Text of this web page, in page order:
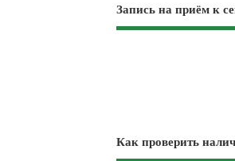
Запись на приём к
Как проверить